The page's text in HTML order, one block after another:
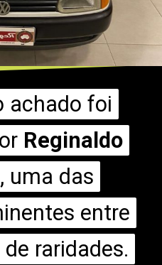
achado foi
Reginaldo
, uma das
entre
raridades.
achado foi
Reginaldo
, uma das
entre
raridades.